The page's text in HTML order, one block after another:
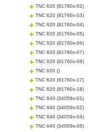
TNC 620 (81760x-02)
TNC 620 (81760x-03)
TNC 620 (81760x-04)
TNC 620 (81760x-05)
TNC 620 (81760x-06)
TNC 620 (81760x-07)
TNC 620 (81760x-08)
TNC 620 ()
TNC 620 (81760x-17)
TNC 620 (81760x-18)
TNC 640 (34059x-01)
TNC 640 (34059x-02)
TNC 640 (34059x-04)
TNC 640 (34059x-05)